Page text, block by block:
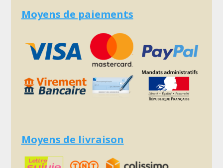
Moyens de paiements
Moyens de livraison